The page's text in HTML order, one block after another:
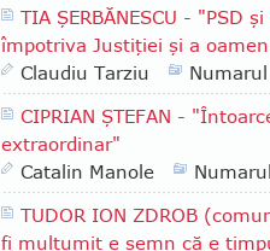
TIA ŞERBĂNESCU - "PSD
împotriva Justiţiei şi a
Claudiu Tarziu
CIPRIAN ŞTEFAN -
extraordinar"
Catalin Manole
TUDOR ION ZDROB
fi mulţumit e semn că e